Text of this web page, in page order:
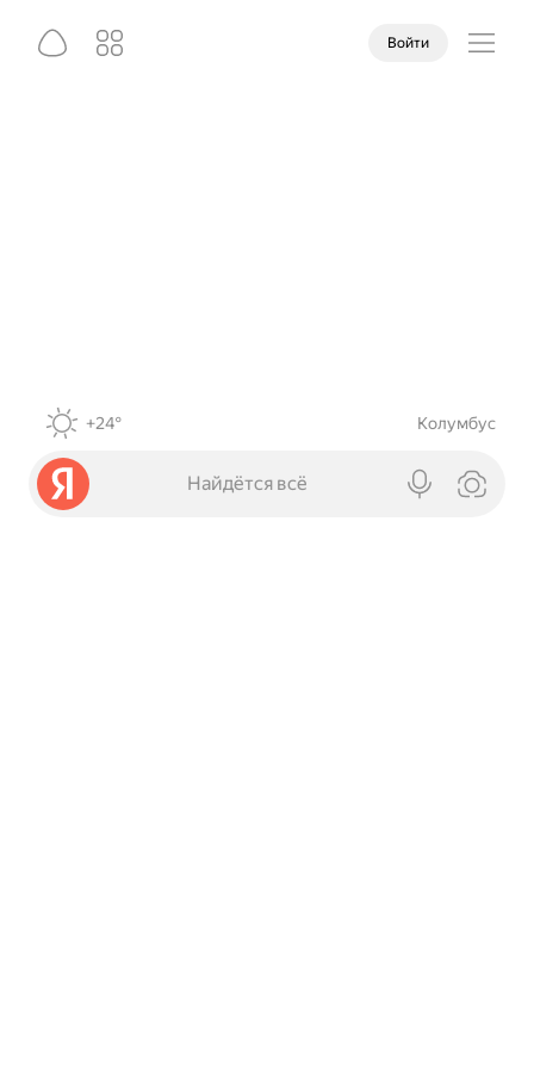
Войти
+24° Колумбус
Найдётся всё